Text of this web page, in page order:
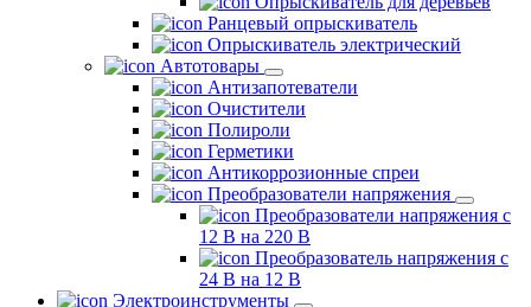
Ранцевый опрыскиватель
Опрыскиватель электрический
Автотовары
Антизапотеватели
Очистители
Полироли
Герметики
Антикоррозионные спреи
Преобразователи напряжения
Преобразователи напряжения с
12 В на 220 В
Преобразователь напряжения с
24 В на 12 В
Электроинструменты